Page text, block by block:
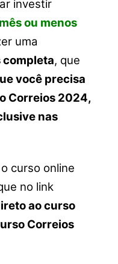
investir
ou menos
uma
completa, que
você precisa
Correios 2024,
nas
curso online
no link
ao curso
Correios